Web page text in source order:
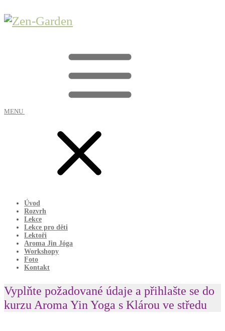
MENU
Úvod
Rozvrh
Lekce
Lekce pro děti
Lektoři
Aroma Jin Jóga
Workshopy
Foto
Kontakt
Vyplňte požadované údaje a přihlašte se do
kurzu Aroma Yin Yoga s Klárou ve středu